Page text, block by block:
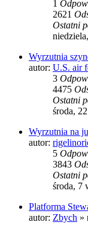
1
2621
Ostatni
Wyrzutnia
autor: U.S. air
3
4475
Ostatni
środa,
Wyrzutnia na
autor:
5
3843
Ostatni
środa, 7
Platforma
autor: Zbych »